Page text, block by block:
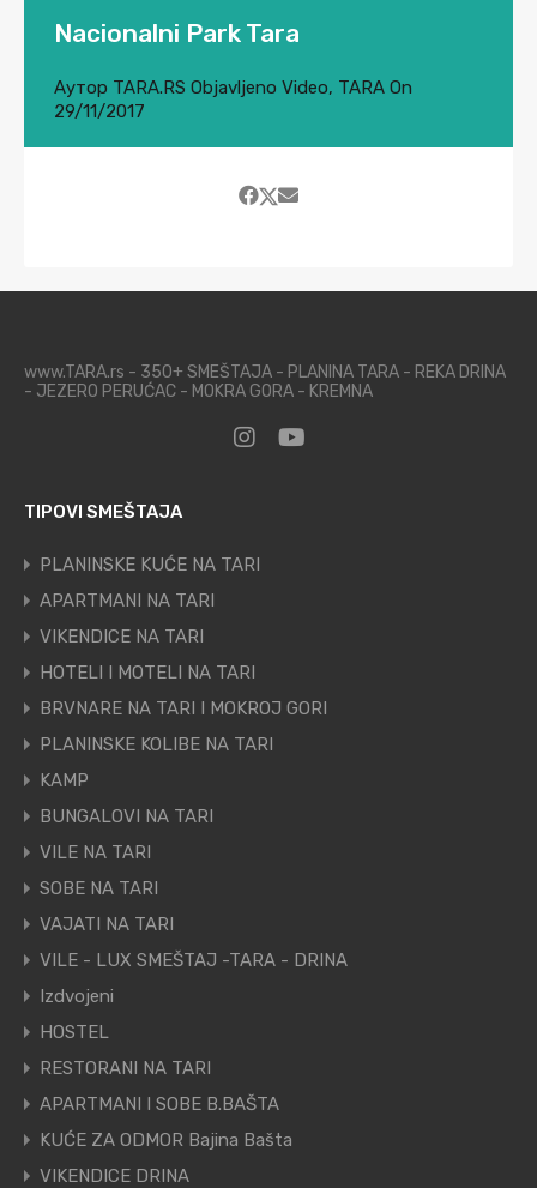
Nacionalni Park Tara
Аутор TARA.RS Objavljeno Video, TARA On
29/11/2017
www.TARA.rs - 350+ SMEŠTAJA - PLANINA TARA - REKA DRINA
- JEZERO PERUĆAC - MOKRA GORA - KREMNA
TIPOVI SMEŠTAJA
PLANINSKE KUĆE NA TARI
APARTMANI NA TARI
VIKENDICE NA TARI
HOTELI I MOTELI NA TARI
BRVNARE NA TARI I MOKROJ GORI
PLANINSKE KOLIBE NA TARI
KAMP
BUNGALOVI NA TARI
VILE NA TARI
SOBE NA TARI
VAJATI NA TARI
VILE - LUX SMEŠTAJ -TARA - DRINA
Izdvojeni
HOSTEL
RESTORANI NA TARI
APARTMANI I SOBE B.BAŠTA
KUĆE ZA ODMOR Bajina Bašta
VIKENDICE DRINA